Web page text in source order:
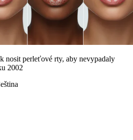
nosit perleťové rty, aby nevypadaly
2002